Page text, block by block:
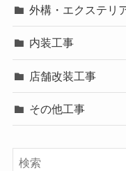
外構・エクステリ
内装工事
店舗改装工事
その他工事